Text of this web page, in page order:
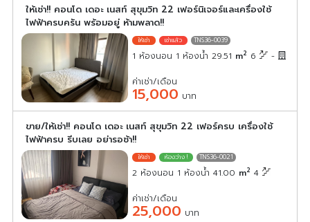
ให้เช่า!! คอนโด เดอะ เนสท์ สุขุมวิท 22 เฟอร์นิเจอร์และเครื่องใช้
ไฟฟ้าครบครัน พร้อมอยู่ ห้ามพลาด!!
TNS36-0039
1 ห้องนอน 1 ห้องน้ำ 29.51 m2 6 -
ค่าเช่า/เดือน
15,000 บาท
ขาย/ให้เช่า!! คอนโด เดอะ เนสท์ สุขุมวิท 22 เฟอร์ครบ เครื่องใช้
ไฟฟ้าครบ รีบเลย อย่ารอช้า!!
TNS36-0021
2 ห้องนอน 1 ห้องน้ำ 41.00 m2 4
ค่าเช่า/เดือน
25,000 บาท